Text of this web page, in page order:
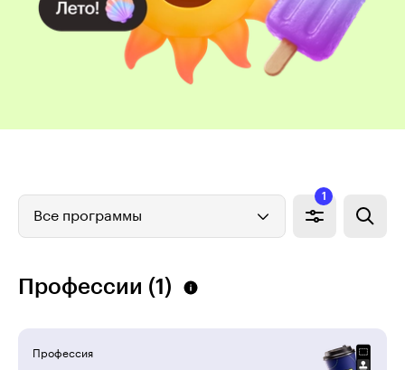
Все программы
1
Профессии (1)
Профессия